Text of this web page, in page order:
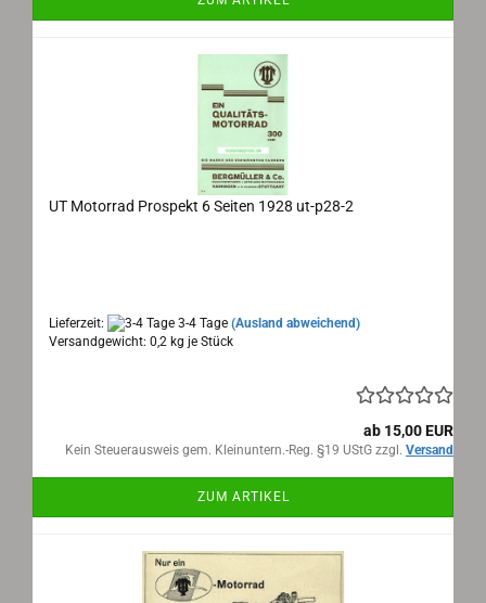
UT Motorrad Prospekt 6 Seiten 1928 ut-p28-2
Lieferzeit: 3-4 Tage (Ausland abweichend)
Versandgewicht: 0,2 kg je Stück
ab 15,00 EUR
Kein Steuerausweis gem. Kleinuntern.-Reg. §19 UStG zzgl. Versand
ZUM ARTIKEL